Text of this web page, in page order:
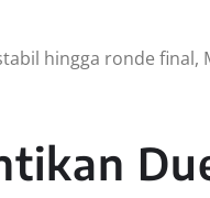
hingga ronde